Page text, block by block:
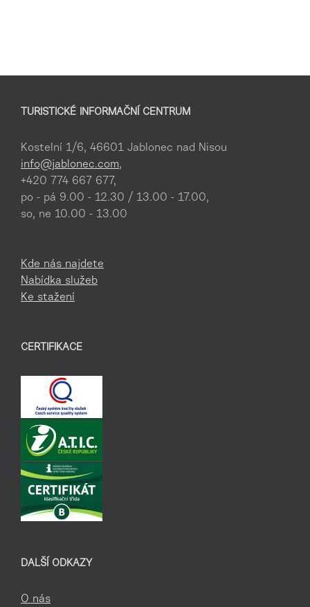
TURISTICKÉ INFORMAČNÍ CENTRUM
Kostelní 1/6, 46601 Jablonec nad Nisou
info@jablonec.com,
+420 774 667 677,
po - pá 9.00 - 12.30 / 13.00 - 17.00,
so, ne 10.00 - 13.00
Kde nás najdete
Nabídka služeb
Ke stažení
CERTIFIKACE
DALŠÍ ODKAZY
O nás